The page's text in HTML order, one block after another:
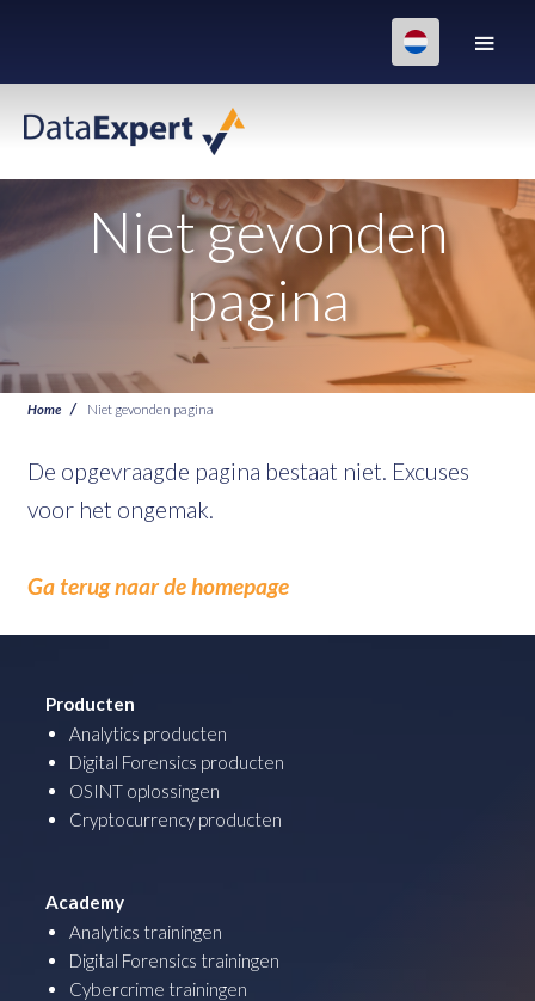
Niet gevonden
pagina
Home Niet gevonden pagina
De opgevraagde pagina bestaat niet. Excuses
voor het ongemak.
Ga terug naar de homepage
Producten
Analytics producten
Digital Forensics producten
OSINT oplossingen
Cryptocurrency producten
Academy
Analytics trainingen
Digital Forensics trainingen
Cybercrime trainingen